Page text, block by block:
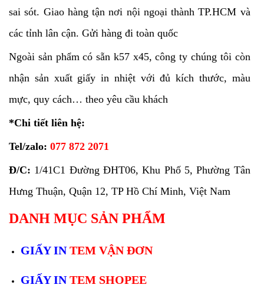
sai sót. Giao hàng tận nơi nội ngoại thành TP.HCM và
các tỉnh lân cận. Gửi hàng đi toàn quốc
Ngoài sản phẩm có sẵn k57 x45, công ty chúng tôi còn
nhận sản xuất giấy in nhiệt với đủ kích thước, màu
mực, quy cách… theo yêu cầu khách
*Chi tiết liên hệ:
Tel/zalo: 077 872 2071
Đ/C: 1/41C1 Đường ĐHT06, Khu Phố 5, Phường Tân
Hưng Thuận, Quận 12, TP Hồ Chí Minh, Việt Nam
DANH MỤC SẢN PHẨM
GIẤY INTEM VẬN ĐƠN
GIẤY INTEM SHOPEE